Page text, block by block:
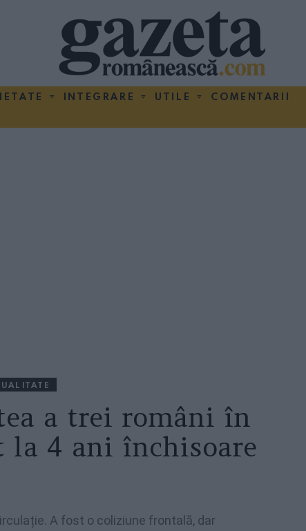
INTEGRARE UTILE COMENTARII
a trei români în
la 4 ani închisoare
A fost o coliziune frontală, dar